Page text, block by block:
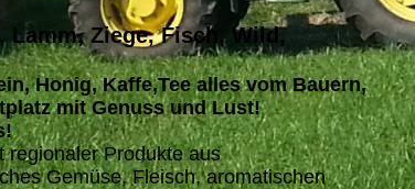
Lamm, Ziege, Fisch, Wild,
Honig, Kaffe,Tee alles vom Bauern,
mit Genuss und Lust!
Produkte aus
Gemüse, Fleisch, aromatischen